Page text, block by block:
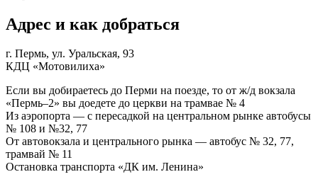
Адрес и как добраться
г. Пермь, ул. Уральская, 93
КДЦ «Мотовилиха»
Если вы добираетесь до Перми на поезде, то от ж/д вокзала
«Пермь–2» вы доедете до церкви на трамвае № 4
Из аэропорта — с пересадкой на центральном рынке автобусы
№ 108 и №32, 77
От автовокзала и центрального рынка — автобус № 32, 77,
трамвай № 11
Остановка транспорта «ДК им. Ленина»